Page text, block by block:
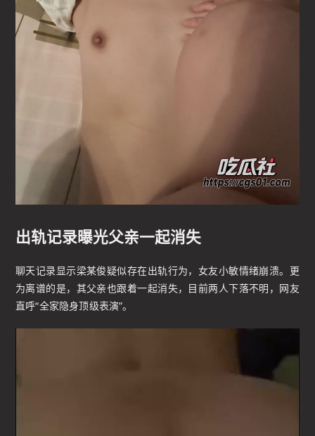
出轨记录曝光父亲一起消失
聊天记录显示梁某俊疑似存在出轨行为，女友小敏情绪崩溃。更
为离谱的是，其父亲也跟着一起消失，目前两人下落不明，网友
直呼“全家隐身顶级表演”。